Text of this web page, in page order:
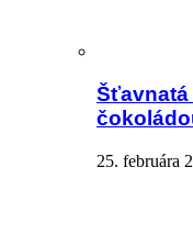
Šťavnatá
25. februára